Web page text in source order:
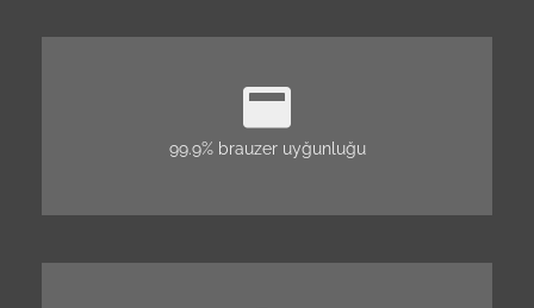
99.9% brauzer uyğunluğu